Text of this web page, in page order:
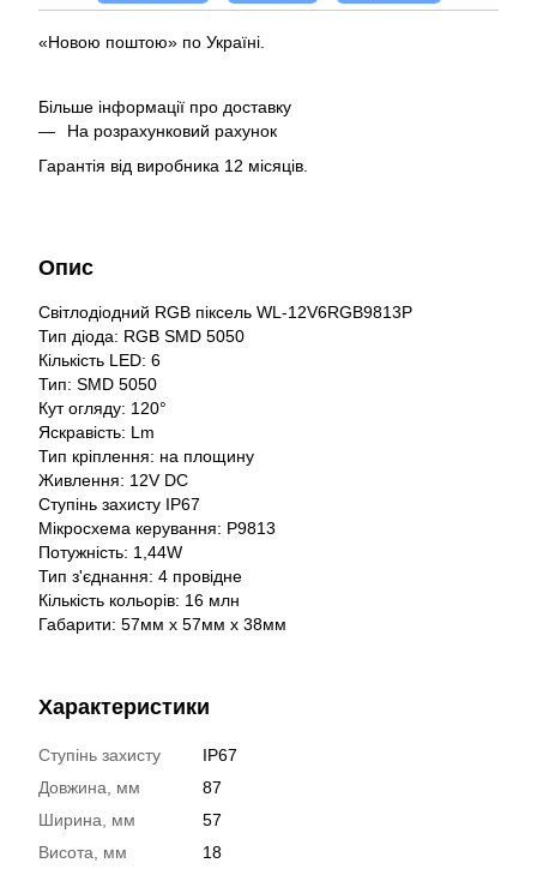
«Новою поштою» по Україні.
Більше інформації про доставку
На розрахунковий рахунок
Гарантія від виробника 12 місяців.
Опис
Світлодіодний RGB піксель WL-12V6RGB9813P
Тип діода: RGB SMD 5050
Кількість LED: 6
Тип: SMD 5050
Кут огляду: 120°
Яскравість: Lm
Тип кріплення: на площину
Живлення: 12V DC
Ступінь захисту IP67
Мікросхема керування: P9813
Потужність: 1,44W
Тип з'єднання: 4 провідне
Кількість кольорів: 16 млн
Габарити: 57мм х 57мм х 38мм
Характеристики
Ступінь захисту
IP67
Довжина, мм
87
Ширина, мм
57
Висота, мм
18